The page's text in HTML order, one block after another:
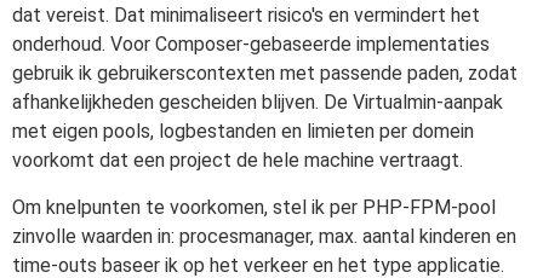
dat vereist. Dat minimaliseert risico's en vermindert het
onderhoud. Voor Composer-gebaseerde implementaties
gebruik ik gebruikerscontexten met passende paden, zodat
afhankelijkheden gescheiden blijven. De Virtualmin-aanpak
met eigen pools, logbestanden en limieten per domein
voorkomt dat een project de hele machine vertraagt.
Om knelpunten te voorkomen, stel ik per PHP-FPM-pool
zinvolle waarden in: procesmanager, max. aantal kinderen en
time-outs baseer ik op het verkeer en het type applicatie.